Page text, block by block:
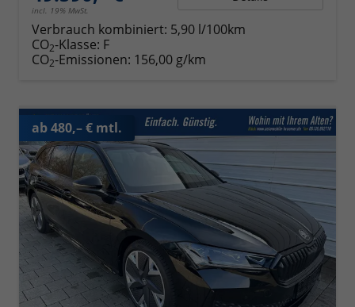
incl. 19% MwSt.
Verbrauch kombiniert: 5,90 l/100km
CO2-Klasse: F
CO2-Emissionen: 156,00 g/km
ab 480,– € mtl.